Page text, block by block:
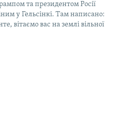
та президентом Росії
у Гельсінкі. Там написано:
вітаємо вас на землі вільної